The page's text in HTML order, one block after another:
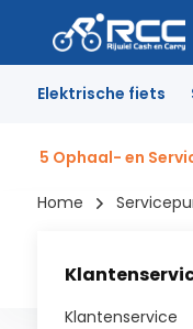
Elektrische fiets
5 Ophaal- en
Home
Klantenservice